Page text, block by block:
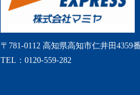
〒781-0112 高知県高知市仁井田4359
TEL：0120-559-282